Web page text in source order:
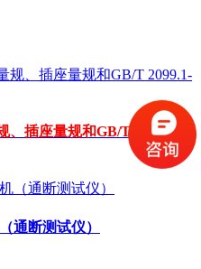
、插座量规和GB/T 2099.1-
通断测试仪）